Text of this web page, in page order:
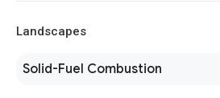
Landscapes
Solid-Fuel Combustion